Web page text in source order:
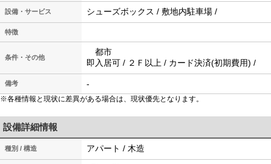
設備・サービス シューズボックス / 敷地内駐車場 /
特徴
条件・その他
都市
即入居可 / ２Ｆ以上 / カード決済(初期費用) /
備考 -
※各種情報と現状に差異がある場合は、現状優先となります。
設備詳細情報
種別 / 構造 アパート / 木造